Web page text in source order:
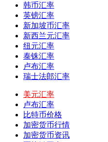
韩币汇率
英镑汇率
新加坡币汇率
新西兰元汇率
纽元汇率
泰铢汇率
卢布汇率
瑞士法郎汇率
美元汇率
卢布汇率
比特币价格
加密货币行情
加密货币资讯